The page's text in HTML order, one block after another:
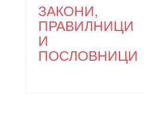
ЗАКОНИ,
ПРАВИЛНИЦИ
И
ПОСЛОВНИЦИ